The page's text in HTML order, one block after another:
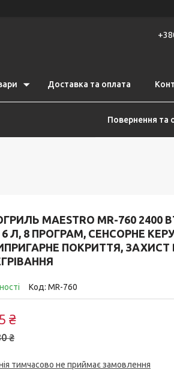
Доставка та оплата
Повернення та
MAESTRO MR-760 2400
6 Л, 8 ПРОГРАМ, СЕНСОРНЕ
ПОКРИТТЯ, ЗАХИСТ
Код: MR-760
₴
₴
тимчасово не приймає замовлення